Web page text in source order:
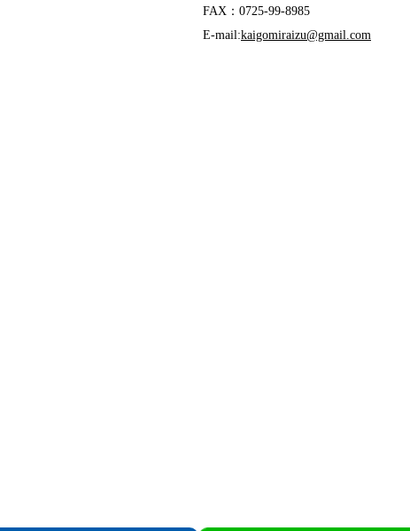
FAX：0725-99-8985
E-mail:kaigomiraizu@gmail.com